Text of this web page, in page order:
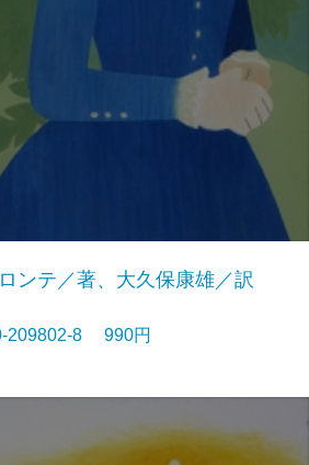
ンテ／著、大久保康雄／訳
209802-8 990円